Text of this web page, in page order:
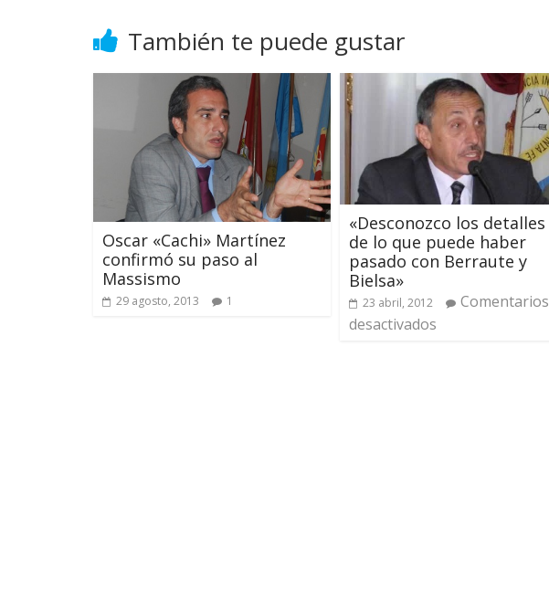
También te puede gustar
Oscar «Cachi» Martínez
confirmó su paso al
Massismo
29 agosto, 2013 1
«Desconozco los detalles
de lo que puede haber
pasado con Berraute y
Bielsa»
23 abril, 2012
Comentarios
desactivados